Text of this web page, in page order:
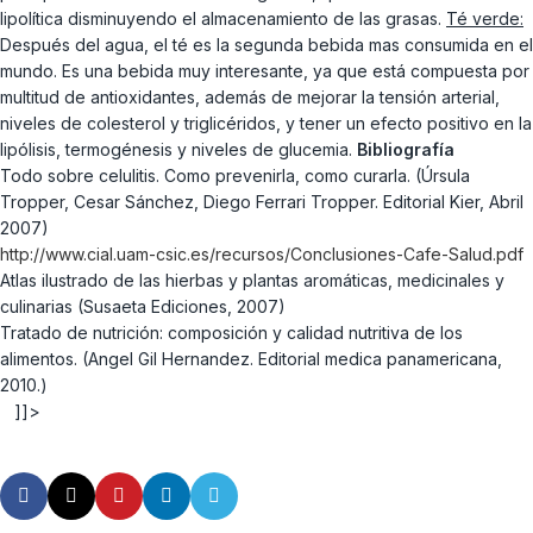
lipolítica disminuyendo el almacenamiento de las grasas. Té verde:
Después del agua, el té es la segunda bebida mas consumida en el
mundo. Es una bebida muy interesante, ya que está compuesta por
multitud de antioxidantes, además de mejorar la tensión arterial,
niveles de colesterol y triglicéridos, y tener un efecto positivo en la
lipólisis, termogénesis y niveles de glucemia. Bibliografía
Todo sobre celulitis. Como prevenirla, como curarla. (Úrsula
Tropper, Cesar Sánchez, Diego Ferrari Tropper. Editorial Kier, Abril
2007)
http://www.cial.uam-csic.es/recursos/Conclusiones-Cafe-Salud.pdf
Atlas ilustrado de las hierbas y plantas aromáticas, medicinales y
culinarias (Susaeta Ediciones, 2007)
Tratado de nutrición: composición y calidad nutritiva de los
alimentos. (Angel Gil Hernandez. Editorial medica panamericana,
2010.)
]]>